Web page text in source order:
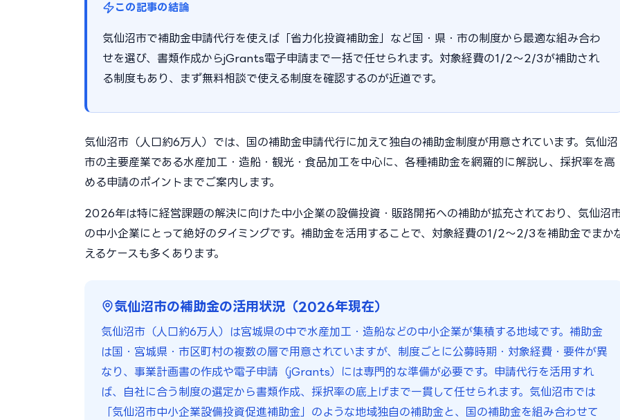
この記事の結論
気仙沼市で補助金申請代行を使えば「省力化投資補助金」など国・県・市の制度から最適な組み合わ
せを選び、書類作成からjGrants電子申請まで一括で任せられます。対象経費の1/2〜2/3が補助され
る制度もあり、まず無料相談で使える制度を確認するのが近道です。
気仙沼市（人口約6万人）では、国の補助金申請代行に加えて独自の補助金制度が用意されています。気仙沼
市の主要産業である水産加工・造船・観光・食品加工を中心に、各種補助金を網羅的に解説し、採択率を高
める申請のポイントまでご案内します。
2026年は特に経営課題の解決に向けた中小企業の設備投資・販路開拓への補助が拡充されており、気仙沼
の中小企業にとって絶好のタイミングです。補助金を活用することで、対象経費の1/2〜2/3を補助金でまか
えるケースも多くあります。
気仙沼市の補助金の活用状況（2026年現在）
気仙沼市（人口約6万人）は宮城県の中で水産加工・造船などの中小企業が集積する地域です。補助金
は国・宮城県・市区町村の複数の層で用意されていますが、制度ごとに公募時期・対象経費・要件が異
なり、事業計画書の作成や電子申請（jGrants）には専門的な準備が必要です。申請代行を活用すれ
ば、自社に合う制度の選定から書類作成、採択率の底上げまで一貫して任せられます。気仙沼市では
「気仙沼市中小企業設備投資促進補助金」のような地域独自の補助金と、国の補助金を組み合わせて